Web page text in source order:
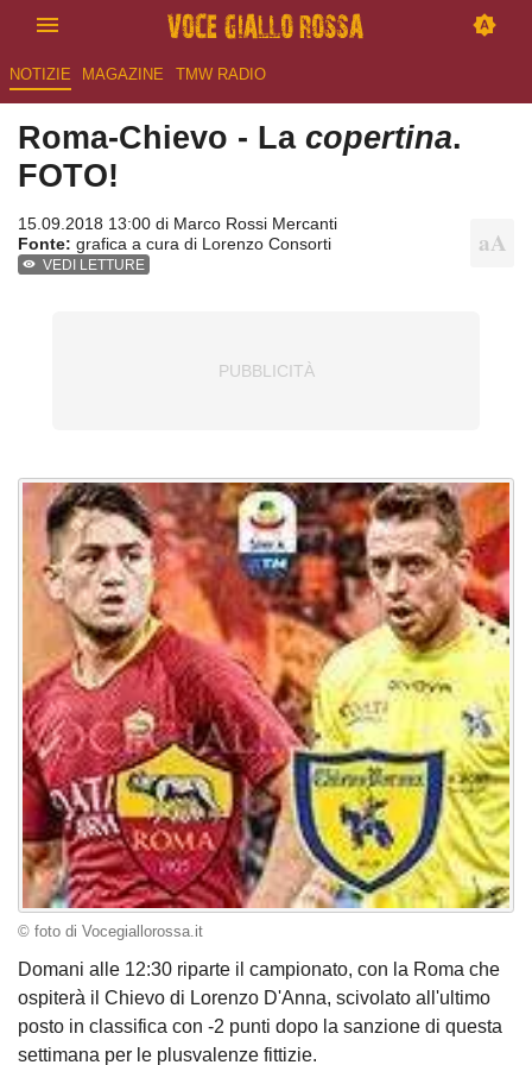
NOTIZIE MAGAZINE TMW RADIO
Roma-Chievo - La copertina.
FOTO!
15.09.2018 13:00 di Marco Rossi Mercanti
Fonte: grafica a cura di Lorenzo Consorti
VEDI LETTURE
© foto di Vocegiallorossa.it
Domani alle 12:30 riparte il campionato, con la Roma che
ospiterà il Chievo di Lorenzo D'Anna, scivolato all'ultimo
posto in classifica con -2 punti dopo la sanzione di questa
settimana per le plusvalenze fittizie.